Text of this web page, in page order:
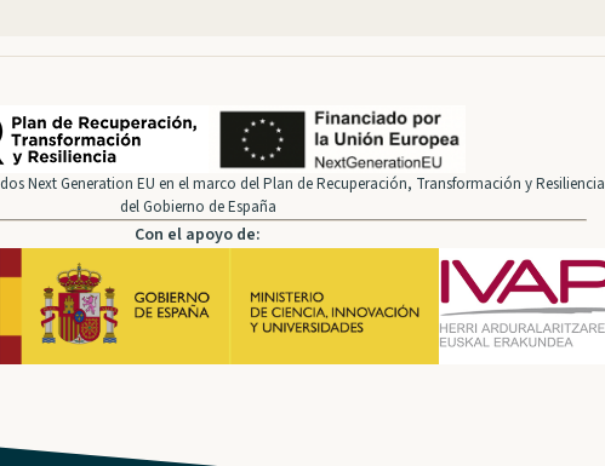
Next Generation EU en el marco del Plan de Recuperación, Transformación y Resiliencia
del Gobierno de España
Con el apoyo de: